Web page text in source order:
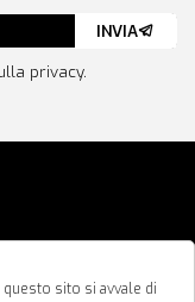
privacy.
INVIA
sito si avvale di